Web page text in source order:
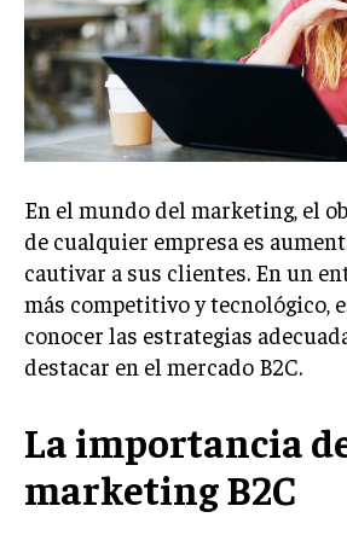
We have a curated list of the most
across the globe. With any subscription
to exclusive articlesthat let you stay
Your Profile
En el mundo del marketing, el
de cualquier empresa es
cautivar a sus clientes. En un
más competitivo y tecnológico,
conocer las estrategias
destacar en el mercado B2C.
La importancia
marketing B2C